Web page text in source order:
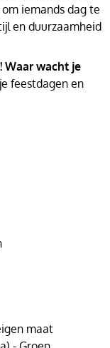
iemands dag te
en duurzaamheid
Waar wacht je
feestdagen en
maat